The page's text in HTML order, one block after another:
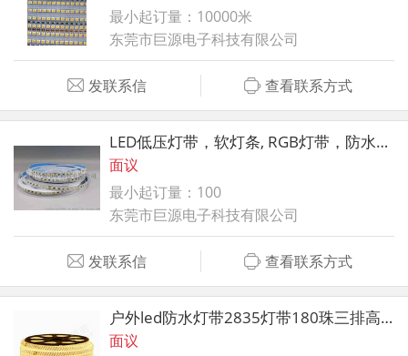
最小起订量：10000米
东莞市巨源电子科技有限公司
发联系信 查看联系方式
LED低压灯带，软灯条, RGB灯带，防水灯带
面议
最小起订量：100
东莞市巨源电子科技有限公司
发联系信 查看联系方式
户外led防水灯带2835灯带180珠三排高亮防水
面议